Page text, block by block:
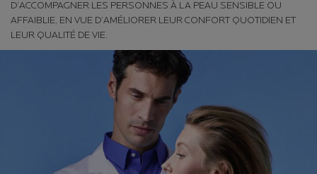
D’ACCOMPAGNER LES PERSONNES À LA PEAU SENSIBLE OU
AFFAIBLIE, EN VUE D’AMÉLIORER LEUR CONFORT QUOTIDIEN ET
LEUR QUALITÉ DE VIE.